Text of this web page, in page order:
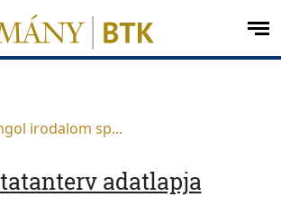
irodalom sp...
adatlapja